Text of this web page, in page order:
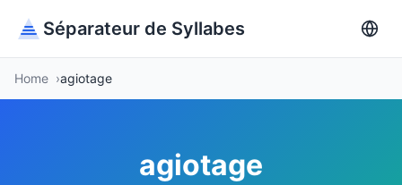
Séparateur de Syllabes
Home agiotage
agiotage